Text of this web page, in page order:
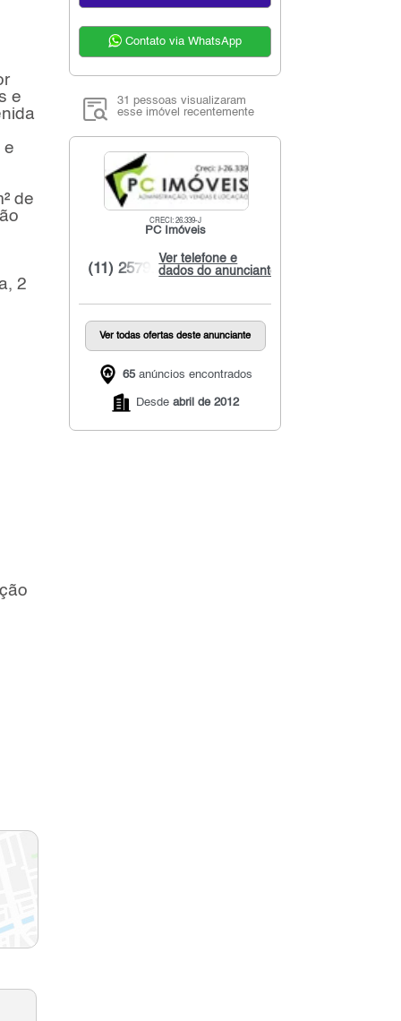
e
e
de
2
Contato via WhatsApp
31 pessoas visualizaram
esse imóvel recentemente
CRECI: 26.339-J
PC Imóveis
Ver telefone e
dados do anunciante
(11) 2579...
Ver todas ofertas deste anunciante
65anúncios encontrados
Desdeabril de 2012